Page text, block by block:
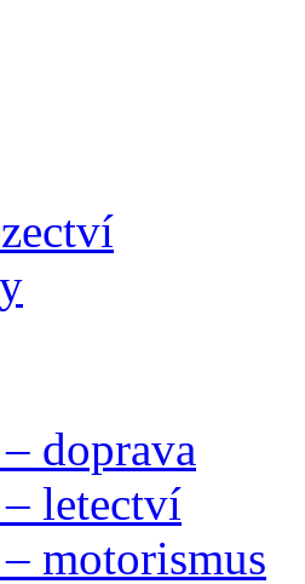
doprava
letectví
motorismus